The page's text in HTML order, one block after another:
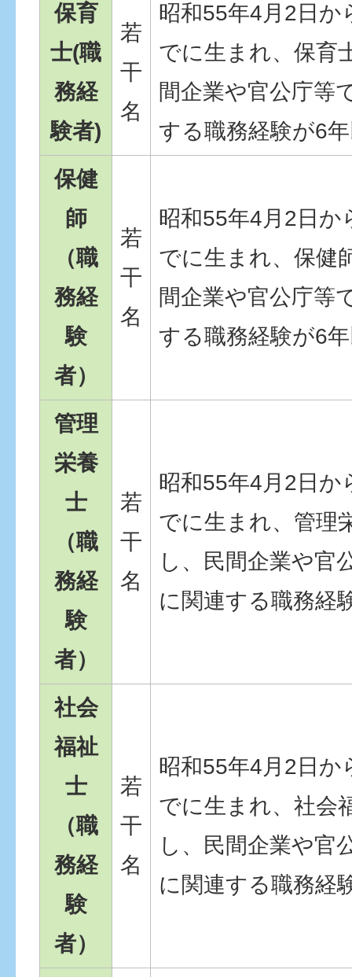
保育
士(職
務経
験者)
若
干
名
昭和55年4月2日か
でに生まれ、保育
間企業や官公庁等
する職務経験が6
保健
師
（職
務経
験
者）
若
干
名
昭和55年4月2日か
でに生まれ、保健
間企業や官公庁等
する職務経験が6
管理
栄養
士
（職
務経
験
者）
若
干
名
昭和55年4月2日か
でに生まれ、管理
し、民間企業や官
に関連する職務経
社会
福祉
士
（職
務経
験
者）
若
干
名
昭和55年4月2日か
でに生まれ、社会
し、民間企業や官
に関連する職務経